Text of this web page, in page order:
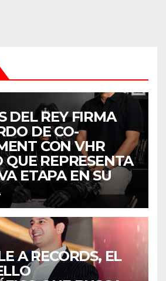
DEL REY FIRMA
DE CO-
CON VHR
QUE REPRESENTA
ETAPA EN SU
A RECORDS, EL